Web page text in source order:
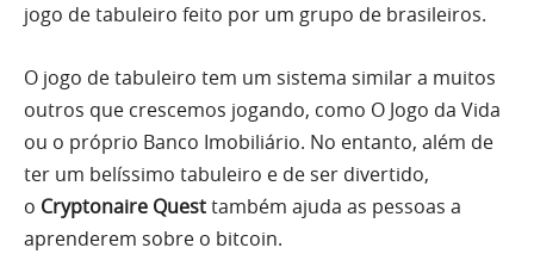
jogo de tabuleiro feito por um grupo de brasileiros.
O jogo de tabuleiro tem um sistema similar a muitos
outros que crescemos jogando, como O Jogo da Vida
ou o próprio Banco Imobiliário. No entanto, além de
ter um belíssimo tabuleiro e de ser divertido,
o Cryptonaire Questtambém ajuda as pessoas a
aprenderem sobre o bitcoin.